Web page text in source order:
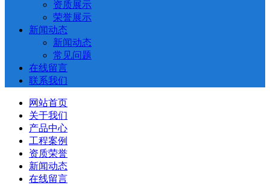
资质展示
荣誉展示
新闻动态
新闻动态
常见问题
在线留言
联系我们
网站首页
关于我们
产品中心
工程案例
资质荣誉
新闻动态
在线留言